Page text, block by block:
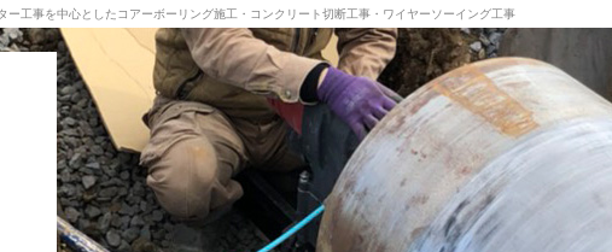
ー工事を中心としたコアーボーリング施工・コンクリート切断工事・ワイヤーソーイング工事